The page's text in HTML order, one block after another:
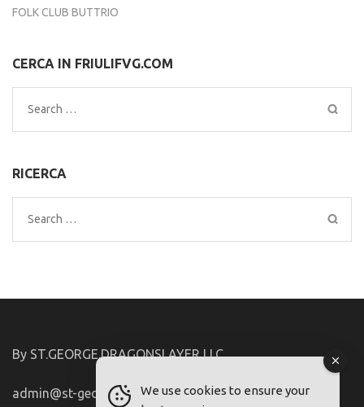
FOLK CLUB BUTTRIO
CERCA IN FRIULIFVG.COM
Search
for:
RICERCA
Search
for:
By ST.GEORGE.DRAGONSLAYER LLC
admin@st-george-dragonslayer.comWe use cookies to ensure your